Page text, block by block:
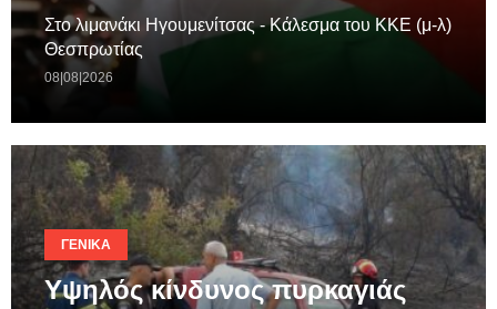
Στο λιμανάκι Ηγουμενίτσας - Κάλεσμα του ΚΚΕ (μ-λ)
Θεσπρωτίας
08|08|2026
ΓΕΝΙΚΆ
Υψηλός κίνδυνος πυρκαγιάς